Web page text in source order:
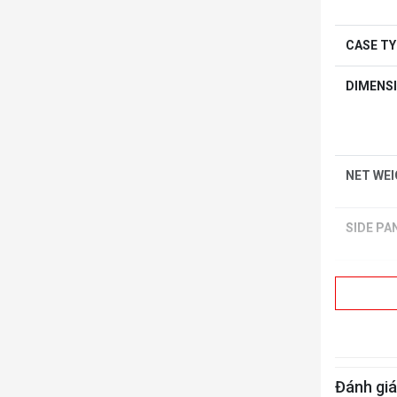
CASE
NET
SIDE
COLOR
Đánh